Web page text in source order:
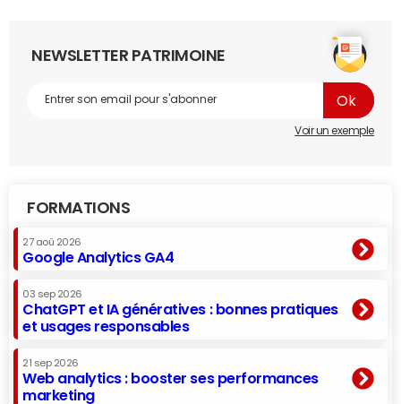
NEWSLETTER PATRIMOINE
Voir un exemple
FORMATIONS
27 aoû 2026
Google Analytics GA4
03 sep 2026
ChatGPT et IA génératives : bonnes pratiques
et usages responsables
21 sep 2026
Web analytics : booster ses performances
marketing